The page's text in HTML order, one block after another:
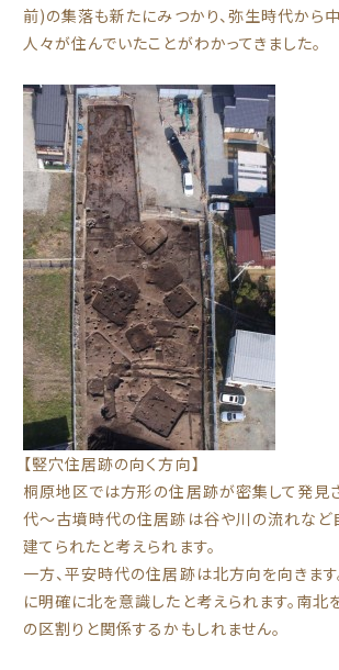
前)の集落も新たにみつかり、弥生時代から中
人々が住んでいたことがわかってきました。
【竪穴住居跡の向く方向】
桐原地区では方形の住居跡が密集して発見
代～古墳時代の住居跡は谷や川の流れなど
建てられたと考えられます。
一方、平安時代の住居跡は北方向を向きま
に明確に北を意識したと考えられます。南北
の区割りと関係するかもしれません。